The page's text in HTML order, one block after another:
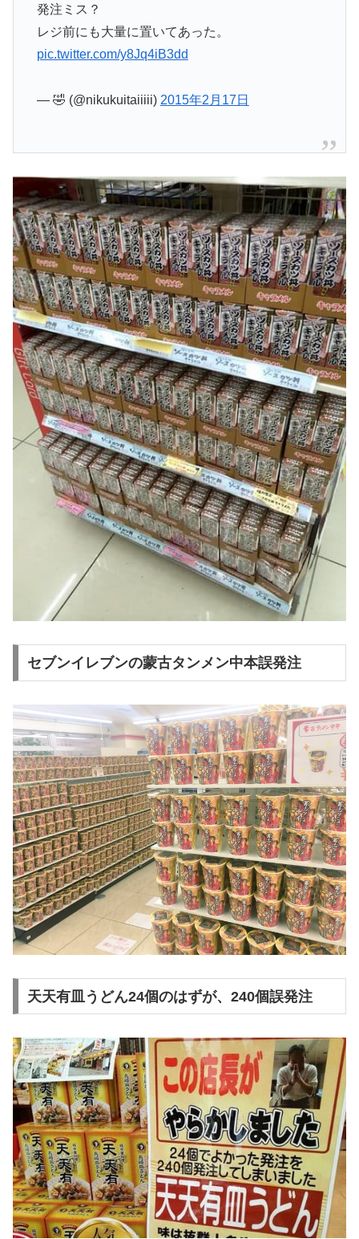
発注ミス？
レジ前にも大量に置いてあった。
pic.twitter.com/y8Jq4iB3dd
— 🤣 (@nikukuitaiiiii) 2015年2月17日
セブンイレブンの蒙古タンメン中本誤発注
天天有皿うどん24個のはずが、240個誤発注